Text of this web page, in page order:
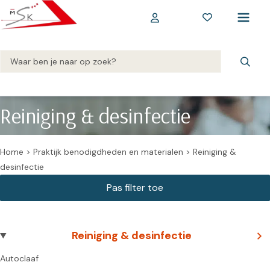
Reiniging & desinfectie
Home > Praktijk benodigdheden en materialen > Reiniging &
desinfectie
Reiniging & desinfectie
Autoclaaf